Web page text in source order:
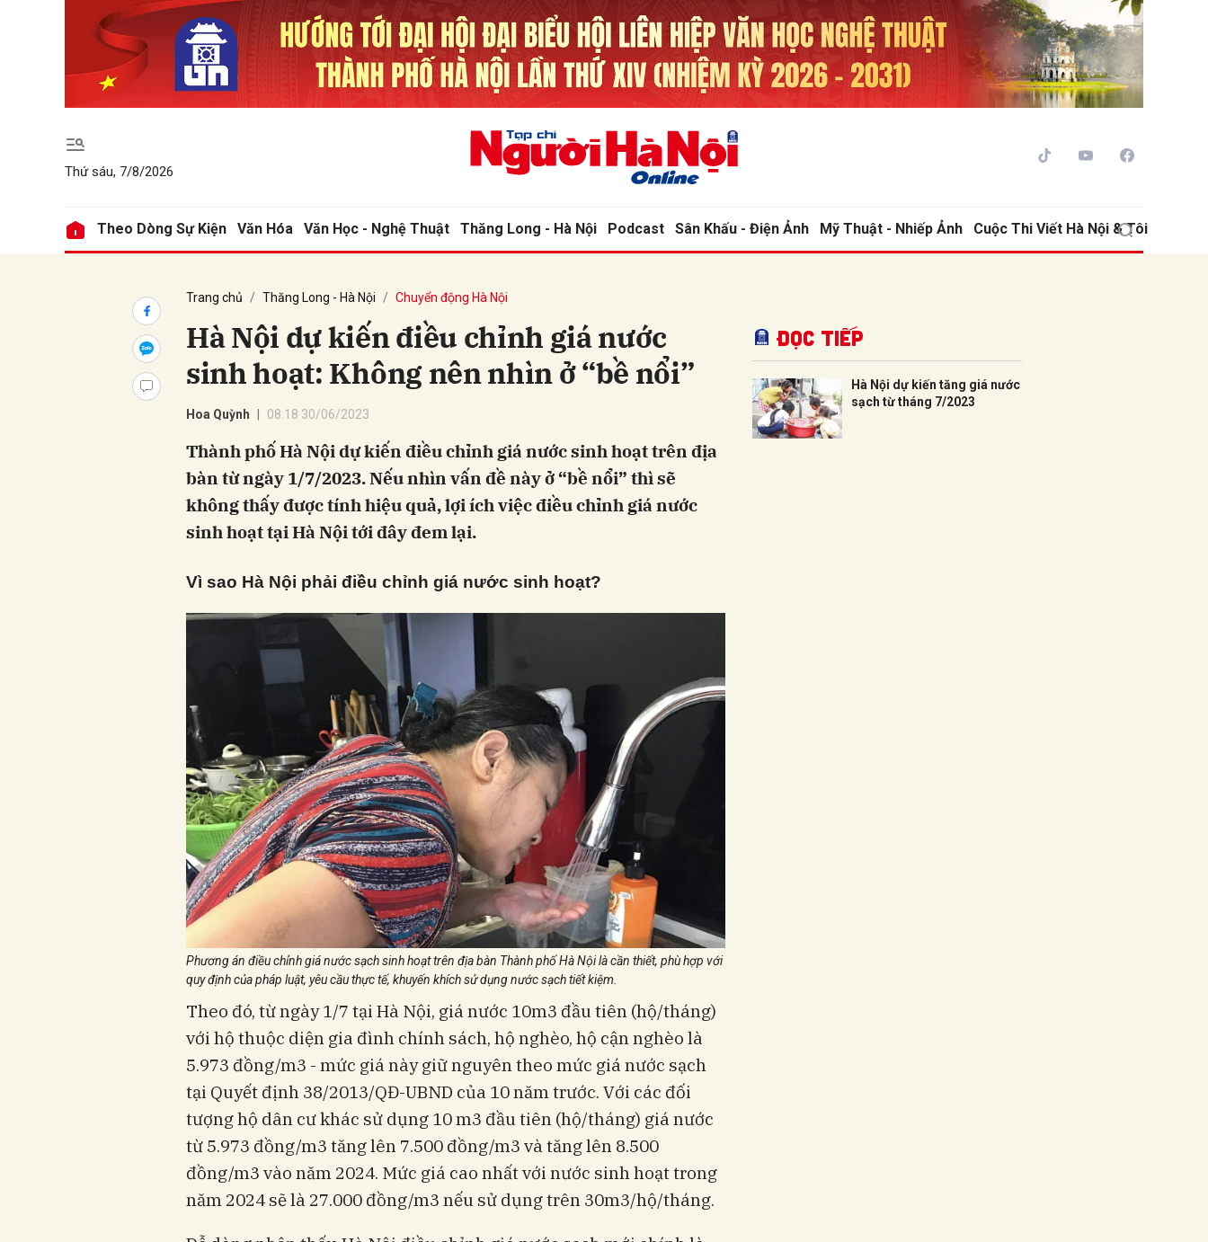
Thứ sáu, 7/8/2026
Theo Dòng Sự Kiện Văn Hóa Văn Học - Nghệ Thuật Thăng Long - Hà Nội Podcast Sân Khấu - Điện Ảnh Mỹ Thuật - Nhiếp Ảnh Cuộc Thi Viết Hà Nội & Tôi
Trang chủ Thăng Long - Hà Nội Chuyển động Hà Nội
Hà Nội dự kiến điều chỉnh giá nước
sinh hoạt: Không nên nhìn ở “bề nổi”
Hoa Quỳnh 08:18 30/06/2023
Thành phố Hà Nội dự kiến điều chỉnh giá nước sinh hoạt trên địa
bàn từ ngày 1/7/2023. Nếu nhìn vấn đề này ở “bề nổi” thì sẽ
không thấy được tính hiệu quả, lợi ích việc điều chỉnh giá nước
sinh hoạt tại Hà Nội tới đây đem lại.
Vì sao Hà Nội phải điều chỉnh giá nước sinh hoạt?
Phương án điều chỉnh giá nước sạch sinh hoạt trên địa bàn Thành phố Hà Nội là cần thiết, phù hợp với
quy định của pháp luật, yêu cầu thực tế, khuyến khích sử dụng nước sạch tiết kiệm.
Theo đó, từ ngày 1/7 tại Hà Nội, giá nước 10m3 đầu tiên (hộ/tháng)
với hộ thuộc diện gia đình chính sách, hộ nghèo, hộ cận nghèo là
5.973 đồng/m3 - mức giá này giữ nguyên theo mức giá nước sạch
tại Quyết định 38/2013/QĐ-UBND của 10 năm trước. Với các đối
tượng hộ dân cư khác sử dụng 10 m3 đầu tiên (hộ/tháng) giá nước
từ 5.973 đồng/m3 tăng lên 7.500 đồng/m3 và tăng lên 8.500
đồng/m3 vào năm 2024. Mức giá cao nhất với nước sinh hoạt trong
năm 2024 sẽ là 27.000 đồng/m3 nếu sử dụng trên 30m3/hộ/tháng.
Đọc tiếp
Hà Nội dự kiến tăng giá nước
sạch từ tháng 7/2023
Gửi bình luận